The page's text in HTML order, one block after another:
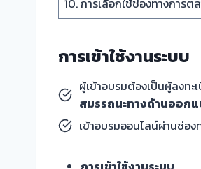
10. การเลือกใช้ช่องทางการ
การเข้าใช้งานระบบ
ผู้เข้าอบรมต้องเป็นผู้ลงท
สมรรถนะทางด้านออก
เข้าอบรมออนไลน์ผ่านช่อ